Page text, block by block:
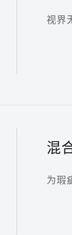
式
视界
混
硬
为瑕